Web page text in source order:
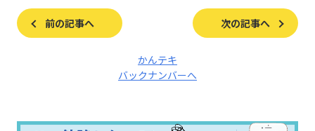
前の記事へ 次の記事へ
かんテキ
バックナンバーへ